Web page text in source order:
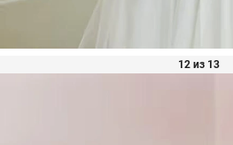
12 из 13